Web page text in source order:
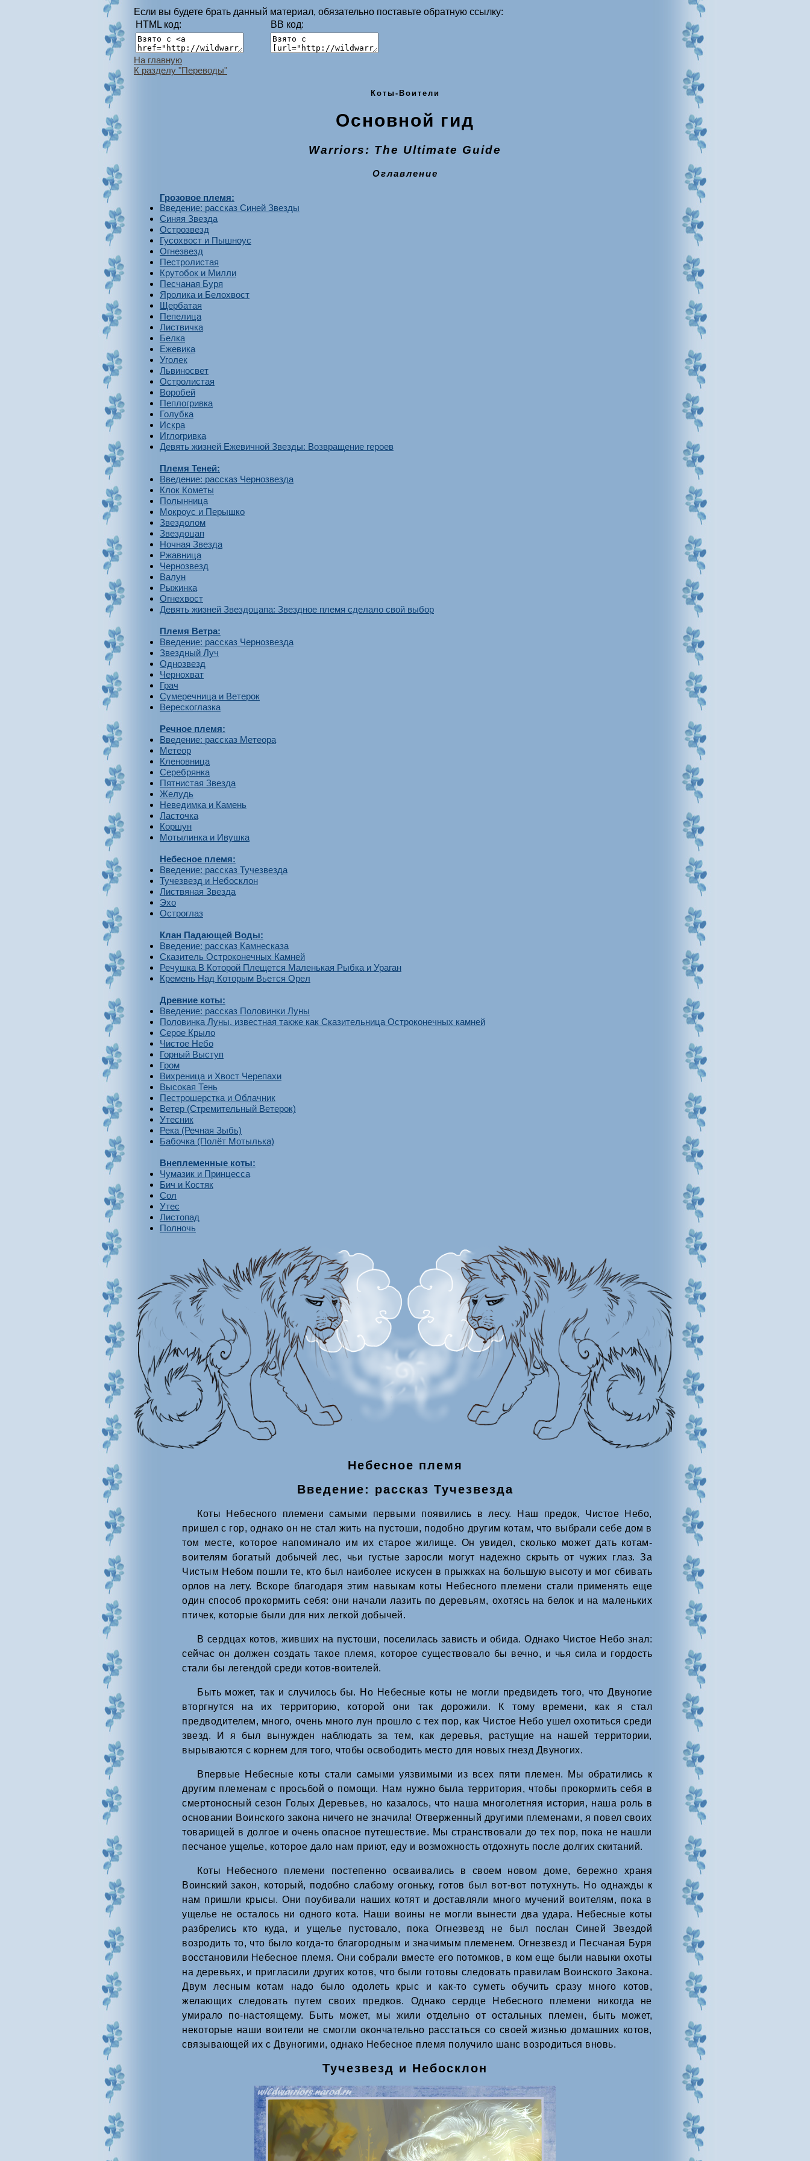
Если вы будете брать данный материал, обязательно поставьте обратную ссылку:
HTML код:
ВВ код:
На главную
К разделу "Переводы"
Коты-Воители
Основной гид
Warriors: The Ultimate Guide
Оглавление
Грозовое племя:
Введение: рассказ Синей Звезды
Синяя Звезда
Острозвезд
Гусохвост и Пышноус
Огнезвезд
Пестролистая
Крутобок и Милли
Песчаная Буря
Яролика и Белохвост
Щербатая
Пепелица
Листвичка
Белка
Ежевика
Уголек
Львиносвет
Остролистая
Воробей
Пеплогривка
Голубка
Искра
Иглогривка
Девять жизней Ежевичной Звезды: Возвращение героев
Племя Теней:
Введение: рассказ Чернозвезда
Клок Кометы
Полынница
Мокроус и Перышко
Звездолом
Звездоцап
Ночная Звезда
Ржавница
Чернозвезд
Валун
Рыжинка
Огнехвост
Девять жизней Звездоцапа: Звездное племя сделало свой выбор
Племя Ветра:
Введение: рассказ Чернозвезда
Звездный Луч
Однозвезд
Чернохват
Грач
Сумеречница и Ветерок
Верескоглазка
Речное племя:
Введение: рассказ Метеора
Метеор
Кленовница
Серебрянка
Пятнистая Звезда
Желудь
Неведимка и Камень
Ласточка
Коршун
Мотылинка и Ивушка
Небесное племя:
Введение: рассказ Тучезвезда
Тучезвезд и Небосклон
Листвяная Звезда
Эхо
Остроглаз
Клан Падающей Воды:
Введение: рассказ Камнесказа
Сказитель Остроконечных Камней
Речушка В Которой Плещется Маленькая Рыбка и Ураган
Кремень Над Которым Вьется Орел
Древние коты:
Введение: рассказ Половинки Луны
Половинка Луны, известная также как Сказительница Остроконечных камней
Серое Крыло
Чистое Небо
Горный Выступ
Гром
Вихреница и Хвост Черепахи
Высокая Тень
Пестрошерстка и Облачник
Ветер (Стремительный Ветерок)
Утесник
Река (Речная Зыбь)
Бабочка (Полёт Мотылька)
Внеплеменные коты:
Чумазик и Принцесса
Бич и Костяк
Сол
Утес
Листопад
Полночь
Небесное племя
Введение: рассказ Тучезвезда
Коты Небесного племени самыми первыми появились в лесу. Наш предок, Чистое Небо,
пришел с гор, однако он не стал жить на пустоши, подобно другим котам, что выбрали себе дом в
том месте, которое напоминало им их старое жилище. Он увидел, сколько может дать котам-
воителям богатый добычей лес, чьи густые заросли могут надежно скрыть от чужих глаз. За
Чистым Небом пошли те, кто был наиболее искусен в прыжках на большую высоту и мог сбивать
орлов на лету. Вскоре благодаря этим навыкам коты Небесного племени стали применять еще
один способ прокормить себя: они начали лазить по деревьям, охотясь на белок и на маленьких
птичек, которые были для них легкой добычей.
В сердцах котов, живших на пустоши, поселилась зависть и обида. Однако Чистое Небо знал:
сейчас он должен создать такое племя, которое существовало бы вечно, и чья сила и гордость
стали бы легендой среди котов-воителей.
Быть может, так и случилось бы. Но Небесные коты не могли предвидеть того, что Двуногие
вторгнутся на их территорию, которой они так дорожили. К тому времени, как я стал
предводителем, много, очень много лун прошло с тех пор, как Чистое Небо ушел охотиться среди
звезд. И я был вынужден наблюдать за тем, как деревья, растущие на нашей территории,
вырываются с корнем для того, чтобы освободить место для новых гнезд Двуногих.
Впервые Небесные коты стали самыми уязвимыми из всех пяти племен. Мы обратились к
другим племенам с просьбой о помощи. Нам нужно была территория, чтобы прокормить себя в
смертоносный сезон Голых Деревьев, но казалось, что наша многолетняя история, наша роль в
основании Воинского закона ничего не значила! Отверженный другими племенами, я повел своих
товарищей в долгое и очень опасное путешествие. Мы странствовали до тех пор, пока не нашли
песчаное ущелье, которое дало нам приют, еду и возможность отдохнуть после долгих скитаний.
Коты Небесного племени постепенно осваивались в своем новом доме, бережно храня
Воинский закон, который, подобно слабому огоньку, готов был вот-вот потухнуть. Но однажды к
нам пришли крысы. Они поубивали наших котят и доставляли много мучений воителям, пока в
ущелье не осталось ни одного кота. Наши воины не могли вынести два удара. Небесные коты
разбрелись кто куда, и ущелье пустовало, пока Огнезвезд не был послан Синей Звездой
возродить то, что было когда-то благородным и значимым племенем. Огнезвезд и Песчаная Буря
восстановили Небесное племя. Они собрали вместе его потомков, в ком еще были навыки охоты
на деревьях, и пригласили других котов, что были готовы следовать правилам Воинского Закона.
Двум лесным котам надо было одолеть крыс и как-то суметь обучить сразу много котов,
желающих следовать путем своих предков. Однако сердце Небесного племени никогда не
умирало по-настоящему. Быть может, мы жили отдельно от остальных племен, быть может,
некоторые наши воители не смогли окончательно расстаться со своей жизнью домашних котов,
связывающей их с Двуногими, однако Небесное племя получило шанс возродиться вновь.
Тучезвезд и Небосклон